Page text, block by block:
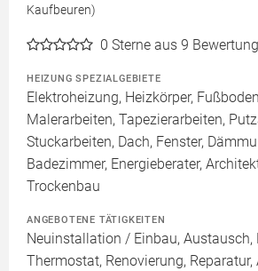
Kaufbeuren)
0 Sterne aus 9
HEIZUNG SPEZIALGEBIETE
Elektroheizung, Heizkörper,
Malerarbeiten, Tapezierarbeiten,
Stuckarbeiten, Dach, Fenster,
Badezimmer, Energieberater,
Trockenbau
ANGEBOTENE TÄTIGKEITEN
Neuinstallation / Einbau, Austausch,
Thermostat, Renovierung, Reparatur,